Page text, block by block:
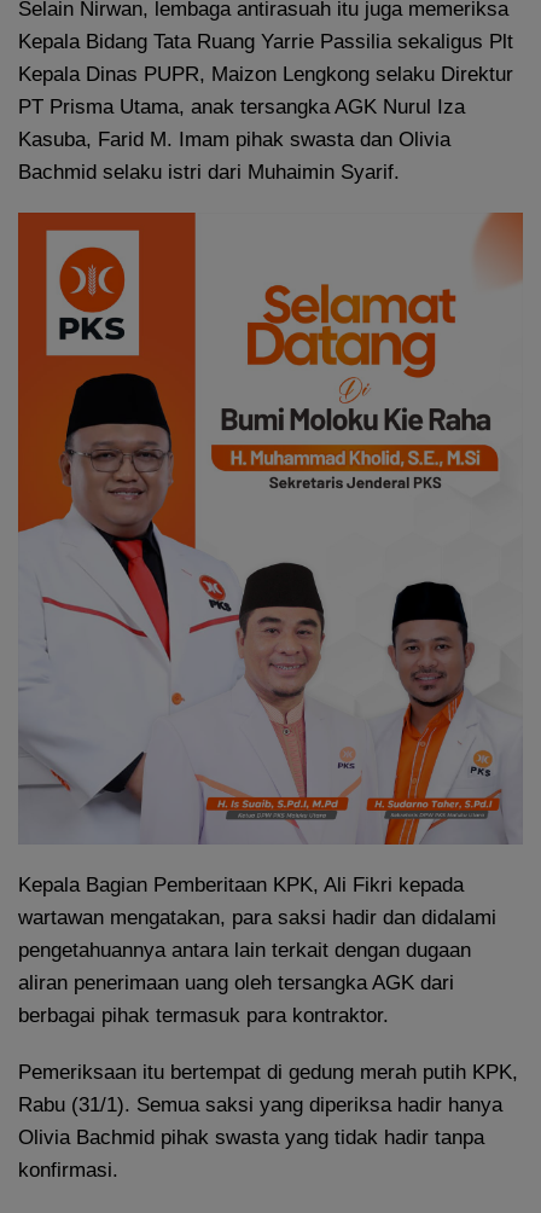
Selain Nirwan, lembaga antirasuah itu juga memeriksa
Kepala Bidang Tata Ruang Yarrie Passilia sekaligus Plt
Kepala Dinas PUPR, Maizon Lengkong selaku Direktur
PT Prisma Utama, anak tersangka AGK Nurul Iza
Kasuba, Farid M. Imam pihak swasta dan Olivia
Bachmid selaku istri dari Muhaimin Syarif.
Kepala Bagian Pemberitaan KPK, Ali Fikri kepada
wartawan mengatakan, para saksi hadir dan didalami
pengetahuannya antara lain terkait dengan dugaan
aliran penerimaan uang oleh tersangka AGK dari
berbagai pihak termasuk para kontraktor.
Pemeriksaan itu bertempat di gedung merah putih KPK,
Rabu (31/1). Semua saksi yang diperiksa hadir hanya
Olivia Bachmid pihak swasta yang tidak hadir tanpa
konfirmasi.